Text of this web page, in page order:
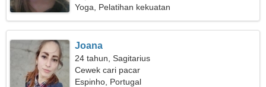
Yoga, Pelatihan kekuatan
Joana
24 tahun, Sagitarius
Cewek cari pacar
Espinho, Portugal